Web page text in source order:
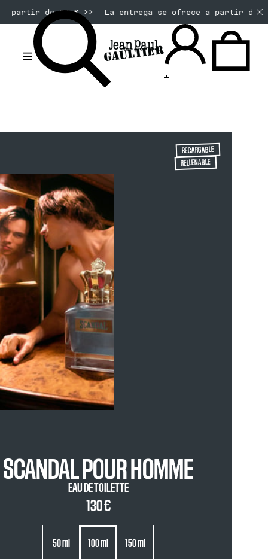
€ >> La entrega se ofrece a partir de 50€ de
.
RECARGABLE
RELLENABLE
SCANDAL POUR HOMME
EAU DE TOILETTE
130 €
50 ml 100 ml 150 ml